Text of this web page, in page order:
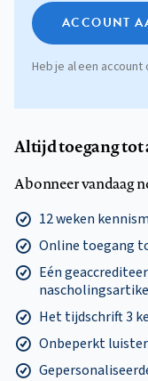
ACCOUNT
Heb je al een
Altijd toegang tot
Abonneer vandaag
12 weken
Online toegang
Eén
Het tijdschrift 3
Onbeperkt